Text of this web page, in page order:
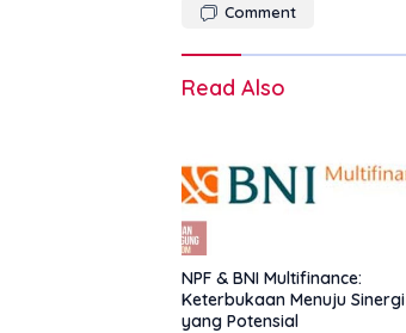
Comment
Read Also
NPF & BNI Multifinance:
Keterbukaan Menuju Sinergi
yang Potensial